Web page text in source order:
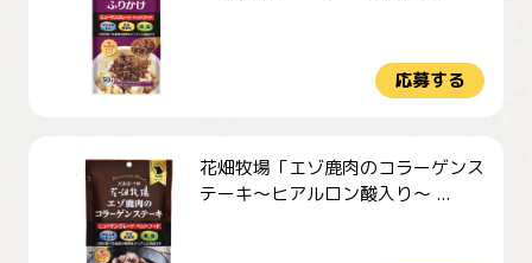
応募する
花畑牧場「エゾ鹿肉のコラーゲンス
テーキ～ヒアルロン酸入り～ ...